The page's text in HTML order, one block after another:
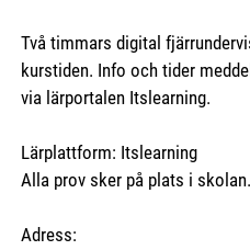
Två timmars digital
kurstiden. Info och tider
via lärportalen Itslearning.
Lärplattform: Itslearning
Alla prov sker på plats i skolan.
Adress: